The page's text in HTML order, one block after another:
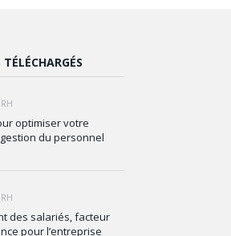
optimiser votre
du personnel
des salariés, facteur
pour l’entreprise